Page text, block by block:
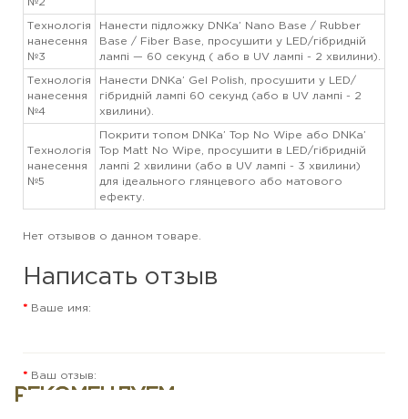
№2
Технологія
нанесення
№3
Нанести підложку DNKa’ Nano Base / Rubber
Base / Fiber Base, просушити у LED/гібридній
лампі — 60 секунд ( або в UV лампі - 2 хвилини).
Технологія
нанесення
№4
Нанести DNKa’ Gel Polish, просушити у LED/
гібридній лампі 60 секунд (або в UV лампі - 2
хвилини).
Технологія
нанесення
№5
Покрити топом DNKa’ Top No Wipe або DNKa’
Top Matt No Wipe, просушити в LED/гібридній
лампі 2 хвилини (або в UV лампі - 3 хвилини)
для ідеального глянцевого або матового
ефекту.
Нет отзывов о данном товаре.
Написать отзыв
Ваше имя:
Ваш отзыв:
РЕКОМЕНДУЕМ